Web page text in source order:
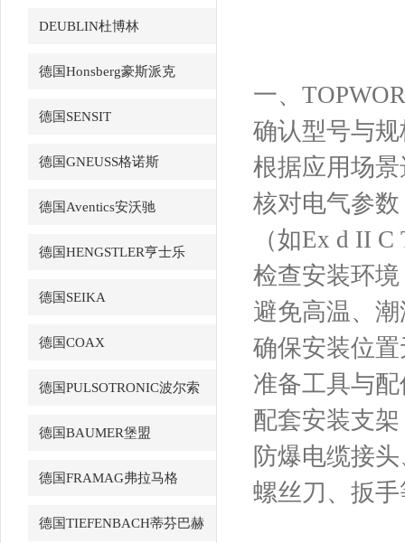
DEUBLIN杜博林
德国Honsberg豪斯派克
德国SENSIT
德国GNEUSS格诺斯
德国Aventics安沃驰
德国HENGSTLER亨士乐
德国SEIKA
德国COAX
德国PULSOTRONIC波尔索
德国BAUMER堡盟
德国FRAMAG弗拉马格
德国TIEFENBACH蒂芬巴赫
一、
确认型号与规
根据应用场
核对电气参
（如Ex d II
检查安装环境
避免高温、
确保安装位
准备工具与配
配套安装支
防爆电缆接
螺丝刀、扳